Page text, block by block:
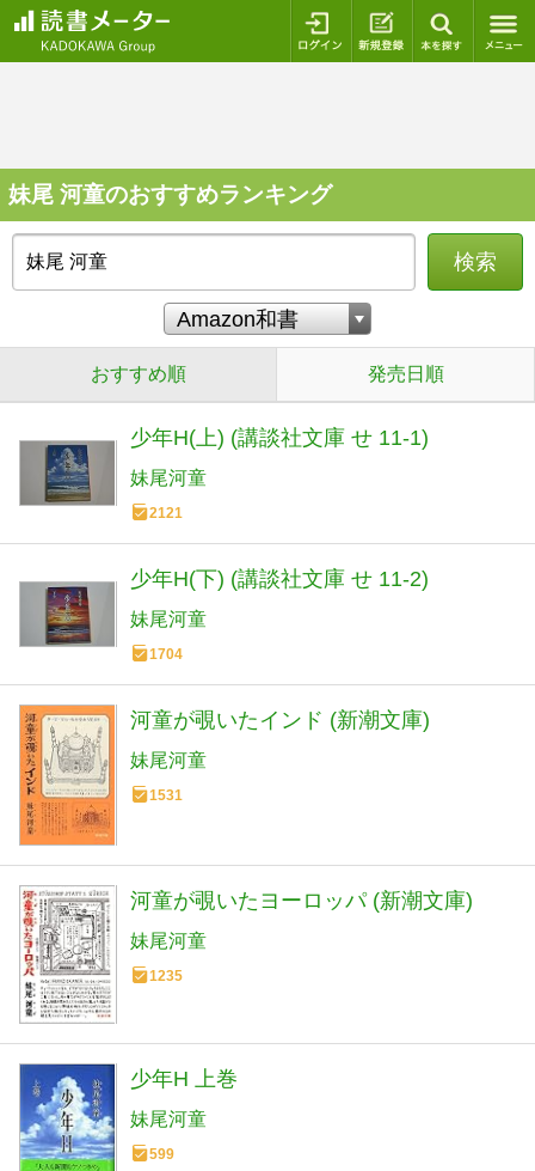
ログイン 新規登録
妹尾 河童のおすすめランキング
検索
おすすめ順 発売日順
少年H(上) (講談社文庫 せ 11-1)
妹尾河童
2121
少年H(下) (講談社文庫 せ 11-2)
妹尾河童
1704
河童が覗いたインド (新潮文庫)
妹尾河童
1531
河童が覗いたヨーロッパ (新潮文庫)
妹尾河童
1235
少年H 上巻
妹尾河童
599